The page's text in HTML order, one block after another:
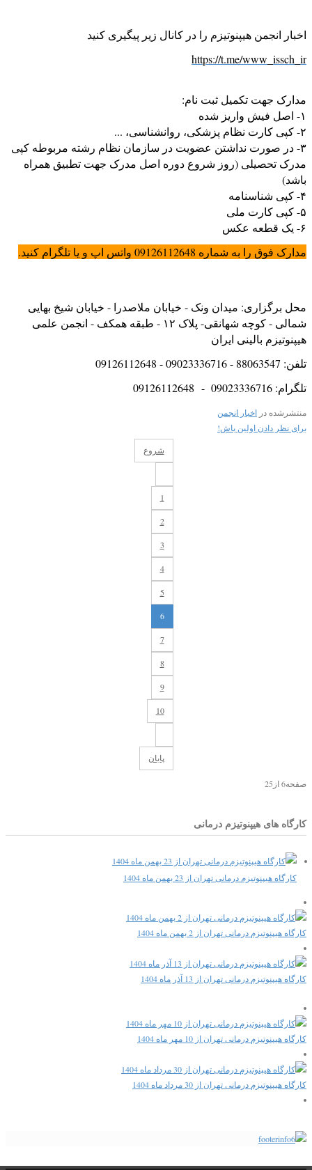
اخبار انجمن هیپنوتیزم را در کانال زیر پیگیری کنید
https://t.me/www_issch_ir
مدارک جهت تکمیل ثبت نام:
۱- اصل فیش واریز شده
۲- کپی کارت نظام پزشکی، روانشناسی، ...
۳- در صورت نداشتن عضویت در سازمان نظام رشته مربوطه کپی
مدرک تحصیلی (روز شروع دوره اصل مدرک جهت تطبیق همراه
باشد)
۴- کپی شناسنامه
۵- کپی کارت ملی
۶- یک قطعه عکس
مدارک فوق را به شماره 09126112648 واتس اپ و یا تلگرام کنید.
محل برگزاری: میدان ونک - خیابان ملاصدرا - خیابان شیخ بهایی
شمالی - کوچه شهانقی- پلاک ۱۲ - طبقه همکف - انجمن علمی
هیپنوتیزم بالینی ایران
تلفن: 88063547 - 09023336716 - 09126112648
تلگرام: 09023336716 - 09126112648
منتشرشده در اخبار انجمن
برای نظر دادن اولین باش!
شروع
1
2
3
4
5
6
7
8
9
10
پایان
صفحه6 از25
کارگاه های هیپنوتیزم درمانی
کارگاه هیپنوتیزم درمانی تهران از 23 بهمن ماه 1404
کارگاه هیپنوتیزم درمانی تهران از 2 بهمن ماه 1404
کارگاه هیپنوتیزم درمانی تهران از 13 آذر ماه 1404
کارگاه هیپنوتیزم درمانی تهران از 10 مهر ماه 1404
کارگاه هیپنوتیزم درمانی تهران از 30 مرداد ماه 1404